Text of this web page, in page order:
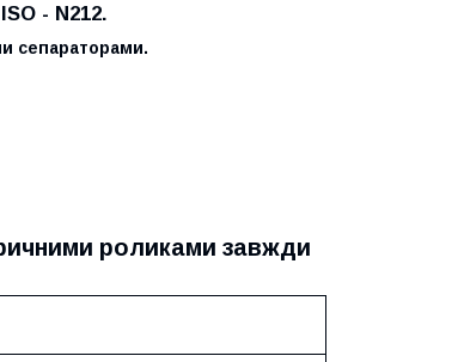
- N212.
сепараторами.
роликами завжди